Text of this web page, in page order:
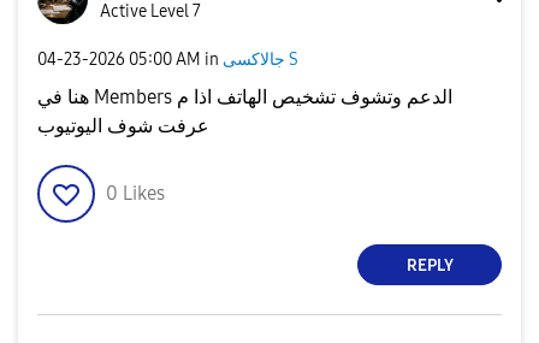
Active Level 7
‎04-23-2026 05:00 AM in جالاكسى S
هنا في Members الدعم وتشوف تشخيص الهاتف اذا م
عرفت شوف اليوتيوب
0 Likes
REPLY